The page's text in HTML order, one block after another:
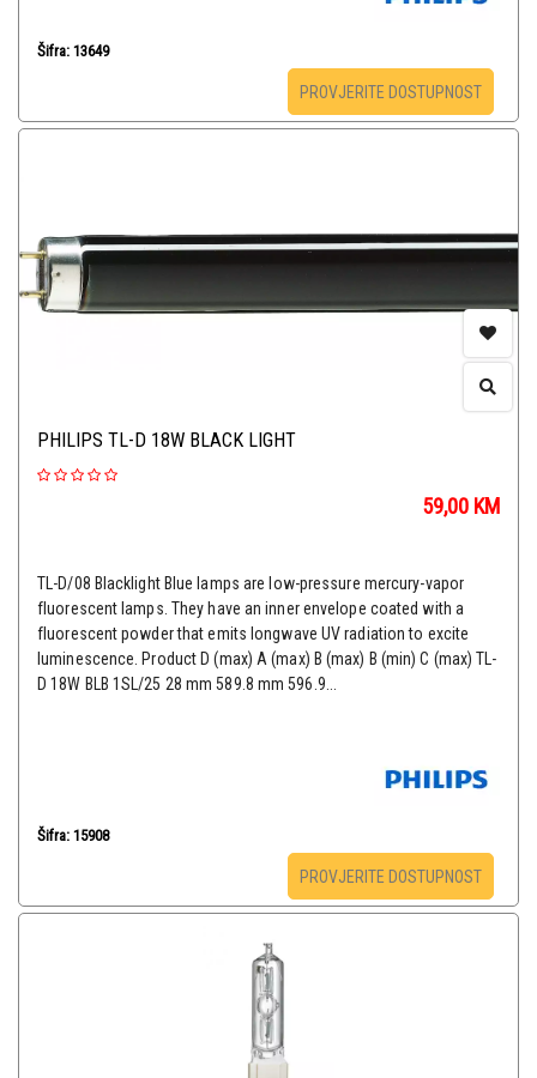
Šifra: 13649
PROVJERITE DOSTUPNOST
PHILIPS TL-D 18W BLACK LIGHT
59,00 KM
TL-D/08 Blacklight Blue lamps are low-pressure mercury-vapor
fluorescent lamps. They have an inner envelope coated with a
fluorescent powder that emits longwave UV radiation to excite
luminescence. Product D (max) A (max) B (max) B (min) C (max) TL-
D 18W BLB 1SL/25 28 mm 589.8 mm 596.9...
Šifra: 15908
PROVJERITE DOSTUPNOST